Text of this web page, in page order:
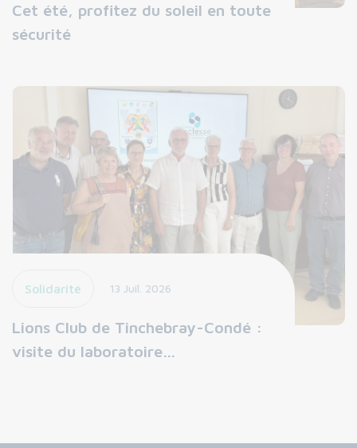
Cet été, profitez du soleil en toute
sécurité
Solidarité 13 Juil. 2026
Lions Club de Tinchebray-Condé :
visite du laboratoire…